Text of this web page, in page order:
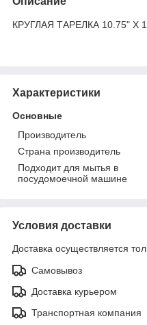
КРУГЛАЯ ТАРЕЛКА 10.75" X
Характеристики
Основные
Производитель
Страна производитель
Подходит для мытья в
посудомоечной машине
Условия доставки
Доставка осуществляется
Самовывоз
Доставка курьером
Транспортная компания